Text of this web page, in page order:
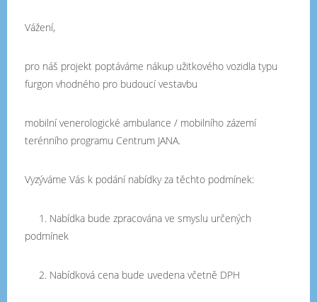
Vážení,
pro náš projekt poptáváme nákup užitkového vozidla typu
furgon vhodného pro budoucí vestavbu
mobilní venerologické ambulance / mobilního zázemí
terénního programu Centrum JANA.
Vyzýváme Vás k podání nabídky za těchto podmínek:
1. Nabídka bude zpracována ve smyslu určených
podmínek
2. Nabídková cena bude uvedena včetně DPH